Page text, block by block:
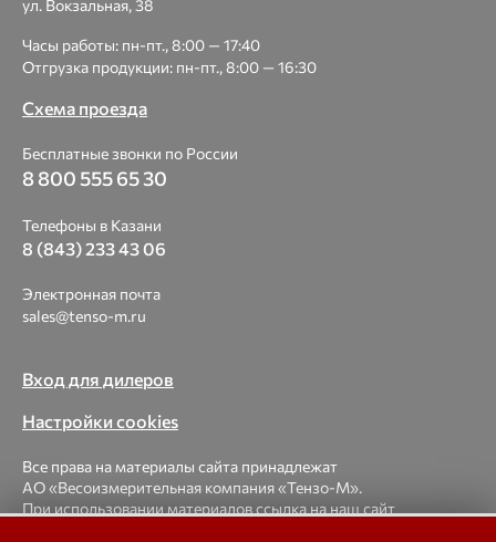
ул. Вокзальная, 38
Часы работы: пн-пт., 8:00 — 17:40
Отгрузка продукции: пн-пт., 8:00 — 16:30
Схема проезда
Бесплатные звонки по России
8 800 555 65 30
Телефоны в Казани
8 (843) 233 43 06
Электронная почта
sales@tenso-m.ru
Вход для дилеров
Настройки cookies
Все права на материалы сайта принадлежат
АО «Весоизмерительная компания «Тензо-М».
При использовании материалов ссылка на наш сайт